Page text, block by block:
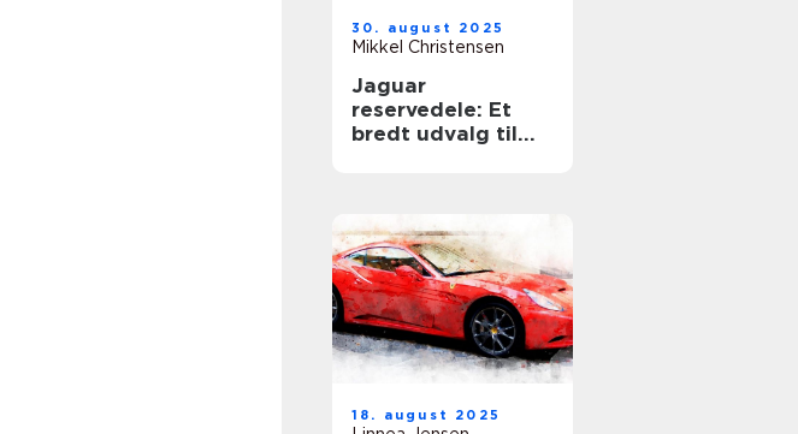
30. august 2025
Mikkel Christensen
Jaguar
reservedele: Et
bredt udvalg til
18. august 2025